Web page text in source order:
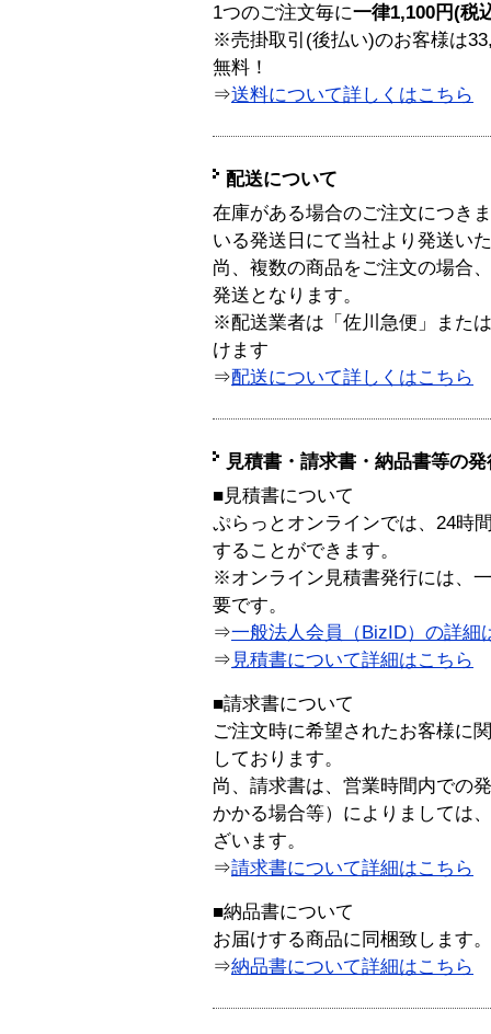
1つのご注文毎に一律1,100円(税
※売掛取引(後払い)のお客様は
無料！
⇒送料について詳しくはこちら
配送について
在庫がある場合のご注文につき
いる発送日にて当社より発送い
尚、複数の商品をご注文の場合
発送となります。
※配送業者は「佐川急便」また
けます
⇒配送について詳しくはこちら
見積書・請求書・納品書等の
■見積書について
ぷらっとオンラインでは、24時
することができます。
※オンライン見積書発行には、
要です。
⇒一般法人会員（BizID）の詳細
⇒ 見積書について詳細はこちら
■請求書について
ご注文時に希望されたお客様に
しております。
尚、請求書は、営業時間内での
かかる場合等）によりましては
ざいます。
⇒請求書について詳細はこちら
■納品書について
お届けする商品に同梱致します。
⇒納品書について詳細はこちら